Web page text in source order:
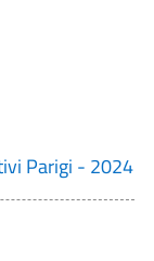
Parigi - 2024